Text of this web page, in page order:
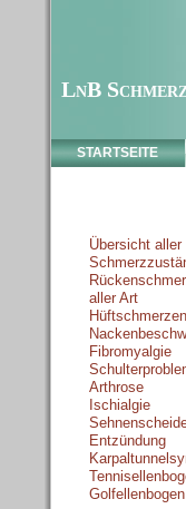
LnB
STARTSEITE
Übersicht aller
aller Art
Hüftschmerzen
Fibromyalgie
Arthrose
Ischialgie
Entzündung
Golfellenbogen